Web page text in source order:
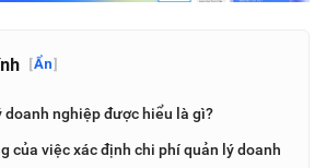
[Ẩn]
doanh nghiệp được hiểu là gì?
của việc xác định chi phí quản lý doanh